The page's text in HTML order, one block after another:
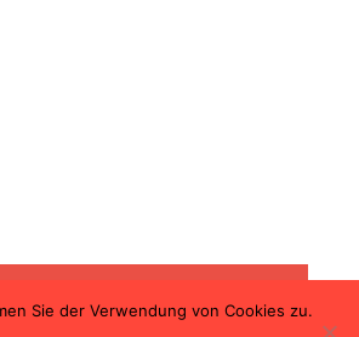
Sie der Verwendung von Cookies zu.